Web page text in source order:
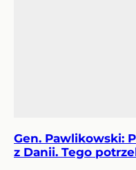
Gen. Pawlikowski:
z Danii. Tego